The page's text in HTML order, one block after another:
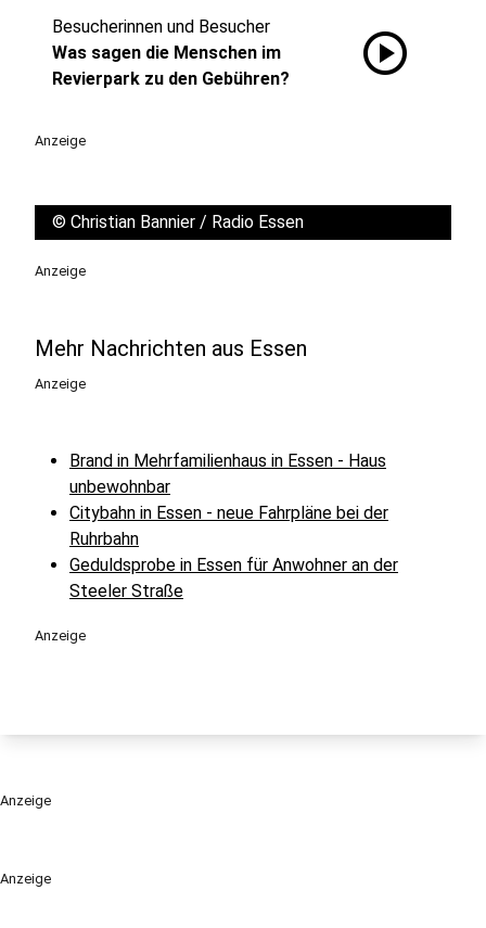
Anzeige
Besucherinnen und Besucher
Was sagen die Menschen im
Revierpark zu den Gebühren?
play_circle
Anzeige
© Christian Bannier / Radio Essen
Anzeige
Mehr Nachrichten aus Essen
Anzeige
Brand in Mehrfamilienhaus in Essen - Haus
unbewohnbar
Citybahn in Essen - neue Fahrpläne bei der
Ruhrbahn
Geduldsprobe in Essen für Anwohner an der
Steeler Straße
Anzeige
Anzeige